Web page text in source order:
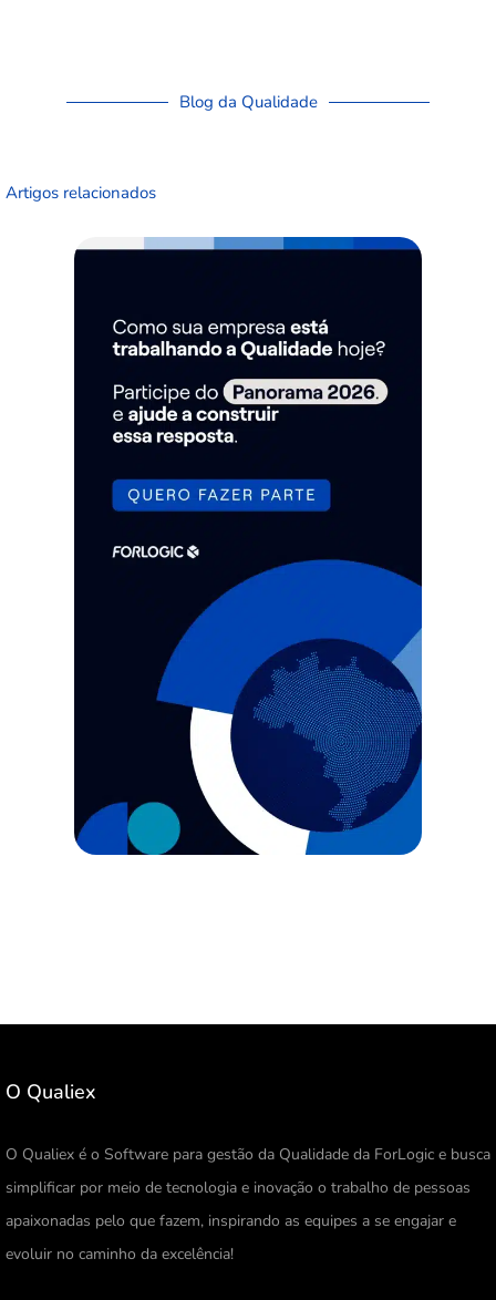
Blog da Qualidade
Artigos relacionados
O Qualiex
O Qualiex é o Software para gestão da Qualidade da ForLogic e busca
simplificar por meio de tecnologia e inovação o trabalho de pessoas
apaixonadas pelo que fazem, inspirando as equipes a se engajar e
evoluir no caminho da excelência!